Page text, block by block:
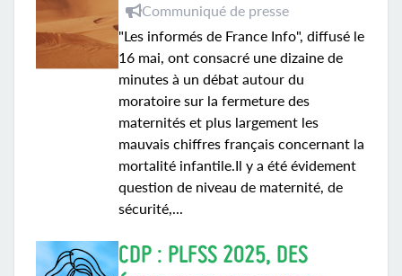
Communiqué de presse
"Les informés de France Info", diffusé le
16 mai, ont consacré une dizaine de
minutes à un débat autour du
moratoire sur la fermeture des
maternités et plus largement les
mauvais chiffres français concernant la
mortalité infantile.Il y a été évidement
question de niveau de maternité, de
sécurité,...
CDP : PLFSS 2025, DES